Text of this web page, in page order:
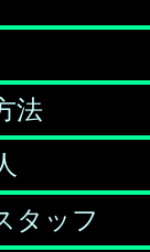
法
タッフ